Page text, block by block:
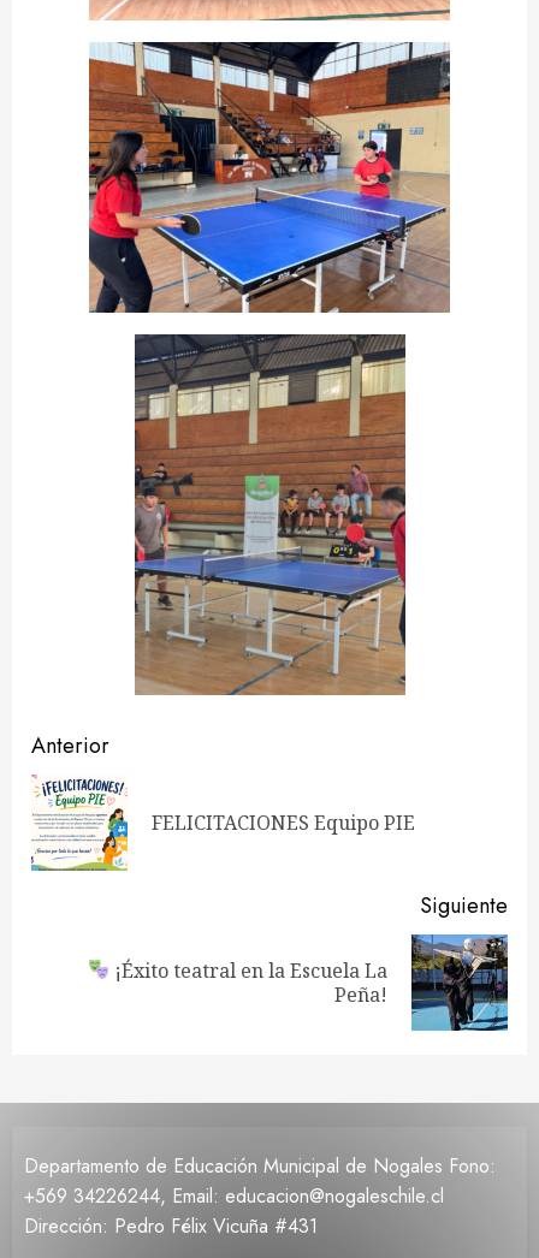
Navegación
de
entradas
Anterior
FELICITACIONES Equipo PIE
Siguiente
Siguiente¡Éxito teatral en la Escuela La
Peña!
Departamento de Educación Municipal de Nogales Fono:
+569 34226244, Email: educacion@nogaleschile.cl
Dirección: Pedro Félix Vicuña #431